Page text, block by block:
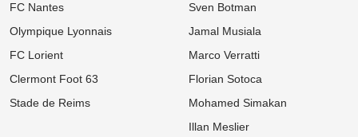
Mercato Rennes : Poussé vers la sortie, un cadre braque la
Mercato Strasbourg : Douche froide pour une piste d'expérience
devancée par un club anglais !
06/08 Ligue 1
FC Nantes
Olympique Lyonnais
FC Lorient
Clermont Foot 63
Stade de Reims
Sven Botman
Jamal Musiala
Marco Verratti
Florian Sotoca
Mohamed Simakan
Illan Meslier